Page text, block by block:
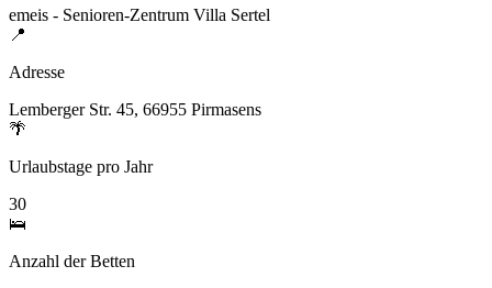
emeis - Senioren-Zentrum Villa Sertel
📍
Adresse
Lemberger Str. 45, 66955 Pirmasens
🌴
Urlaubstage pro Jahr
30
🛌
Anzahl der Betten